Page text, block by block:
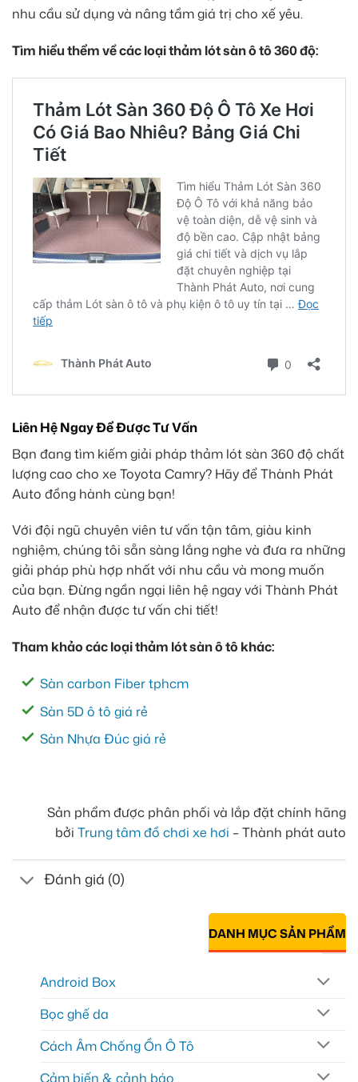
nhu cầu sử dụng và nâng tầm giá trị cho xế yêu.
Tìm hiểu thểm về các loại thảm lót sàn ô tô 360 độ:
Liên Hệ Ngay Để Được Tư Vấn
Bạn đang tìm kiếm giải pháp thảm lót sàn 360 độ chất
lượng cao cho xe Toyota Camry? Hãy để Thành Phát
Auto đồng hành cùng bạn!
Với đội ngũ chuyên viên tư vấn tận tâm, giàu kinh
nghiệm, chúng tôi sẵn sàng lắng nghe và đưa ra những
giải pháp phù hợp nhất với nhu cầu và mong muốn
của bạn. Đừng ngần ngại liên hệ ngay với Thành Phát
Auto để nhận được tư vấn chi tiết!
Tham khảo các loại thảm lót sàn ô tô khác:
Sàn carbon Fiber tphcm
Sàn 5D ô tô giá rẻ
Sàn Nhựa Đúc giá rẻ
Sản phẩm được phân phối và lắp đặt chính hãng
bởi Trung tâm đồ chơi xe hơi – Thành phát auto
Đánh giá (0)
DANH MỤC SẢN PHẨM
Android Box
Bọc ghế da
Cách Âm Chống Ồn Ô Tô
Cảm biến & cảnh báo